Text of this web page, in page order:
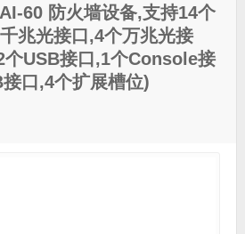
60 防火墙设备,支持14个
兆光接口,4个万兆光接
个USB接口,1个Console接
口,4个扩展槽位)